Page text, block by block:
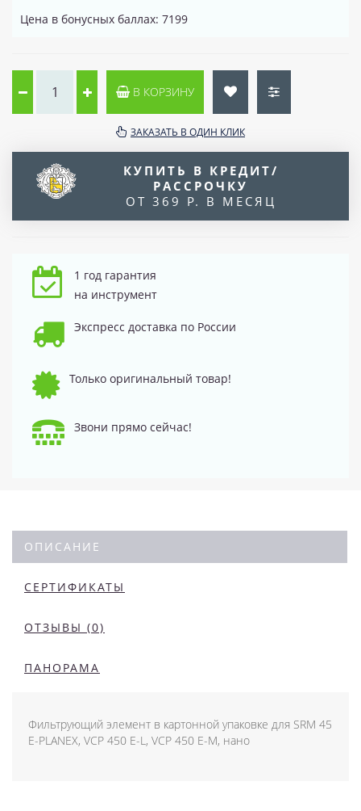
Цена в бонусных баллах: 7199
В КОРЗИНУ
ЗАКАЗАТЬ В ОДИН КЛИК
КУПИТЬ В КРЕДИТ/
РАССРОЧКУ
ОТ 369 Р. В МЕСЯЦ
1 год гарантия
на инструмент
Экспресс доставка по России
Только оригинальный товар!
Звони прямо сейчас!
ОПИСАНИЕ
СЕРТИФИКАТЫ
ОТЗЫВЫ (0)
ПАНОРАМА
Фильтрующий элемент в картонной упаковке для SRM 45
E-PLANEX, VCP 450 E-L, VCP 450 E-M, нано